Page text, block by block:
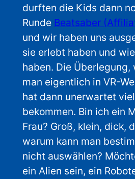
durften die Kids dann
Runde Beatsaber
und wir haben uns
sie erlebt haben und
haben. Die Überlegung,
man eigentlich in VR-
hat dann unerwartet
bekommen. Bin ich ein
Frau? Groß, klein, dick,
warum kann man
nicht auswählen?
ein Alien sein, ein